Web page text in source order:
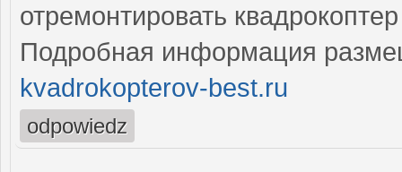
отремонтировать
Подробная информация
kvadrokopterov-best.ru
odpowiedz